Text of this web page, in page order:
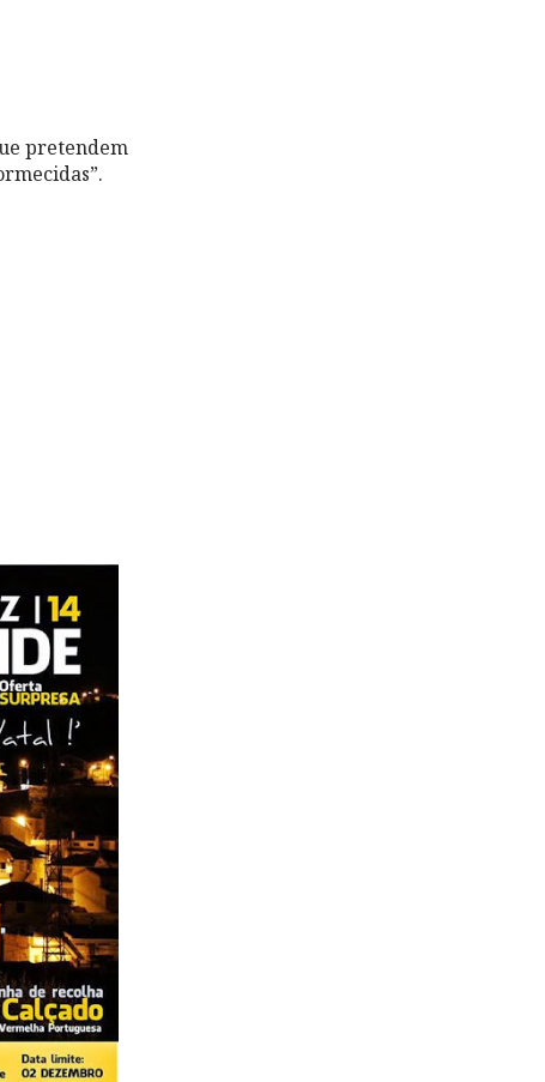
pretendem